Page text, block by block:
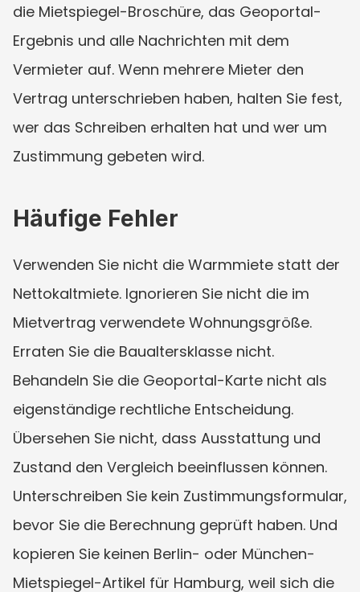
die Mietspiegel-Broschüre, das Geoportal-
Ergebnis und alle Nachrichten mit dem
Vermieter auf. Wenn mehrere Mieter den
Vertrag unterschrieben haben, halten Sie fest,
wer das Schreiben erhalten hat und wer um
Zustimmung gebeten wird.
Häufige Fehler
Verwenden Sie nicht die Warmmiete statt der
Nettokaltmiete. Ignorieren Sie nicht die im
Mietvertrag verwendete Wohnungsgröße.
Erraten Sie die Baualtersklasse nicht.
Behandeln Sie die Geoportal-Karte nicht als
eigenständige rechtliche Entscheidung.
Übersehen Sie nicht, dass Ausstattung und
Zustand den Vergleich beeinflussen können.
Unterschreiben Sie kein Zustimmungsformular,
bevor Sie die Berechnung geprüft haben. Und
kopieren Sie keinen Berlin- oder München-
Mietspiegel-Artikel für Hamburg, weil sich die